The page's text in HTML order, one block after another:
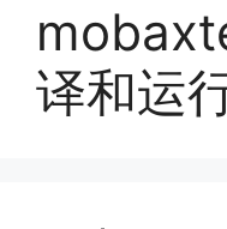
译和运